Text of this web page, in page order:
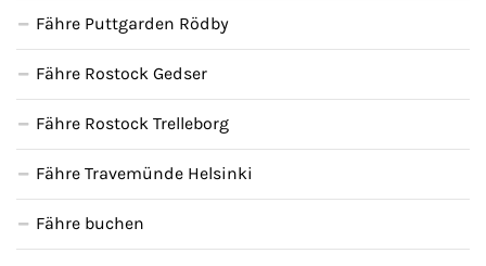
Fähre Puttgarden Rödby
Fähre Rostock Gedser
Fähre Rostock Trelleborg
Fähre Travemünde Helsinki
Fähre buchen